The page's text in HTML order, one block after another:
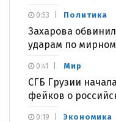
Политика
Захарова
ударам по
0:53
Мир
СГБ Грузии
фейков о
0:41
Экономика
0:19